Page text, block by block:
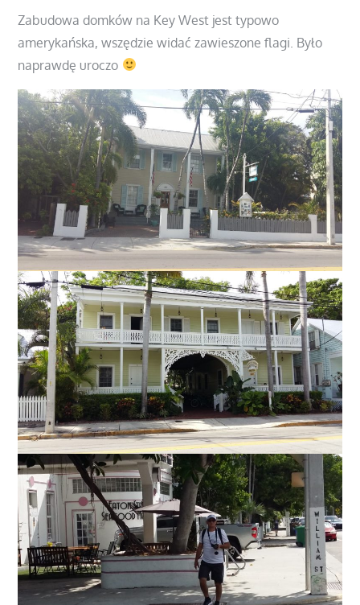
Zabudowa domków na Key West jest typowo
amerykańska, wszędzie widać zawieszone flagi. Było
naprawdę uroczo